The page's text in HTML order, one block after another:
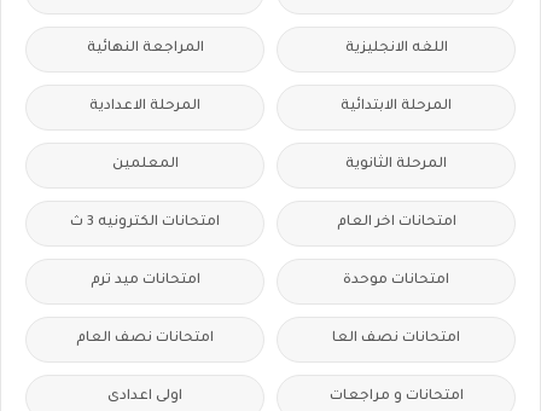
اللغه الانجليزية المراجعة النهائية
المرحلة الابتدائية المرحلة الاعدادية
المرحلة الثانوية المعلمين
امتحانات اخر العام امتحانات الكترونيه 3 ث
امتحانات موحدة امتحانات ميد ترم
امتحانات نصف العا امتحانات نصف العام
امتحانات و مراجعات اولى اعدادى